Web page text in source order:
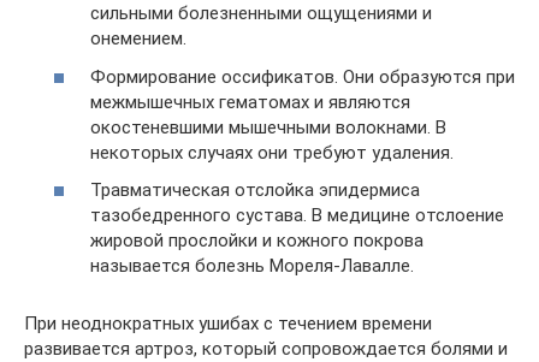
сильными болезненными ощущениями и
онемением.
Формирование оссификатов. Они образуются при
межмышечных гематомах и являются
окостеневшими мышечными волокнами. В
некоторых случаях они требуют удаления.
Травматическая отслойка эпидермиса
тазобедренного сустава. В медицине отслоение
жировой прослойки и кожного покрова
называется болезнь Мореля-Лавалле.
При неоднократных ушибах с течением времени
развивается артроз, который сопровождается болями и